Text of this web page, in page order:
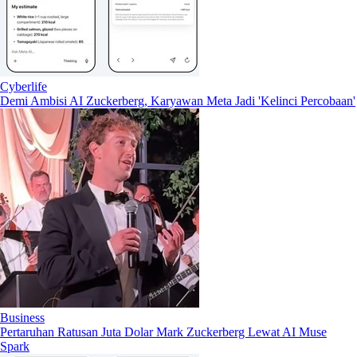
Cyberlife
Demi Ambisi AI Zuckerberg, Karyawan Meta Jadi 'Kelinci Percobaan'
Business
Pertaruhan Ratusan Juta Dolar Mark Zuckerberg Lewat AI Muse
Spark